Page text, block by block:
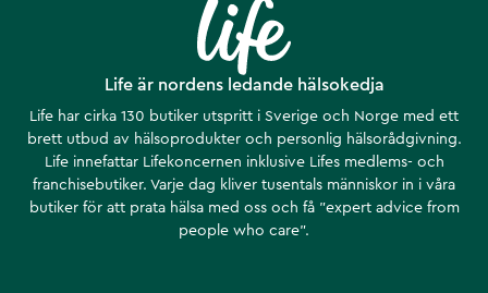
Life är nordens ledande hälsokedja
Life har cirka 130 butiker utspritt i Sverige och Norge med ett
brett utbud av hälsoprodukter och personlig hälsorådgivning.
Life innefattar Lifekoncernen inklusive Lifes medlems- och
franchisebutiker. Varje dag kliver tusentals människor in i våra
butiker för att prata hälsa med oss och få ”expert advice from
people who care”.